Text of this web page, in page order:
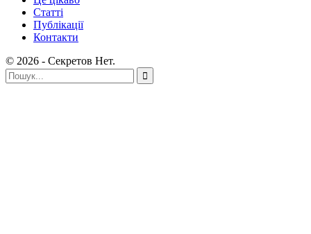
Статті
Публікації
Контакти
© 2026 - Секретов Нет.